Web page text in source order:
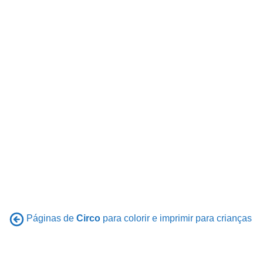
Páginas de Circo para colorir e imprimir para crianças